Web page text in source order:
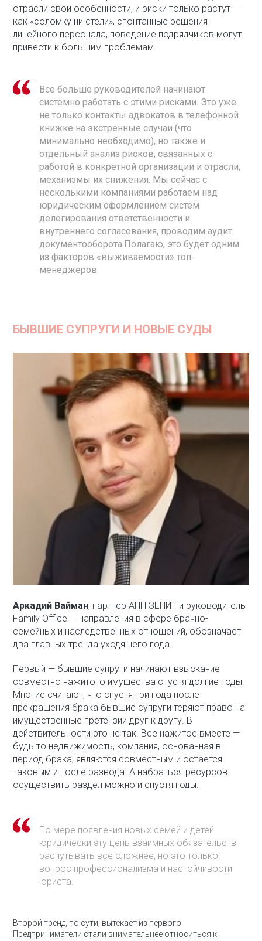
отрасли свои особенности, и риски только растут —
как «соломку ни стели», спонтанные решения
линейного персонала, поведение подрядчиков могут
привести к большим проблемам.
Все больше руководителей начинают
системно работать с этими рисками. Это уже
не только контакты адвокатов в телефонной
книжке на экстренные случаи (что
минимально необходимо), но также и
отдельный анализ рисков, связанных с
работой в конкретной организации и отрасли,
механизмы их снижения. Мы сейчас с
несколькими компаниями работаем над
юридическим оформлением систем
делегирования ответственности и
внутреннего согласования, проводим аудит
документооборота.Полагаю, это будет одним
из факторов «выживаемости» топ-
менеджеров.
БЫВШИЕ СУПРУГИ И НОВЫЕ СУДЫ
Аркадий Вайман, партнер АНП ЗЕНИТ и руководитель
Family Office — направления в сфере брачно-
семейных и наследственных отношений, обозначает
два главных тренда уходящего года.
Первый — бывшие супруги начинают взыскание
совместно нажитого имущества спустя долгие годы.
Многие считают, что спустя три года после
прекращения брака бывшие супруги теряют право на
имущественные претензии друг к другу. В
действительности это не так. Все нажитое вместе —
будь то недвижимость, компания, основанная в
период брака, являются совместным и остается
таковым и после развода. А набраться ресурсов
осуществить раздел можно и спустя годы.
По мере появления новых семей и детей
юридически эту цепь взаимных обязательств
распутывать все сложнее, но это только
вопрос профессионализма и настойчивости
юриста.
Второй тренд, по сути, вытекает из первого.
Предприниматели стали внимательнее относиться к